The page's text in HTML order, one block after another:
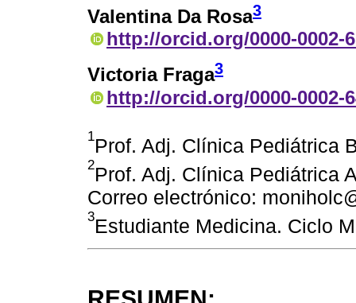
Valentina Da Rosa3
http://orcid.org/0000-0002-
Victoria Fraga3
http://orcid.org/0000-0002-
1Prof. Adj. Clínica Pediátrica
2Prof. Adj. Clínica Pediátrica
Correo electrónico:
3Estudiante Medicina. Ciclo